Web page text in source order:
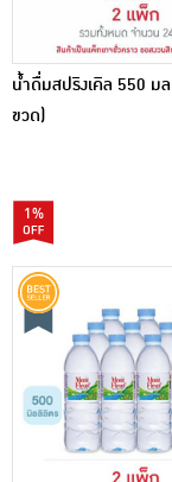
น้ำดื่มสปริงเคิล 550 ม
ขวด)
1%